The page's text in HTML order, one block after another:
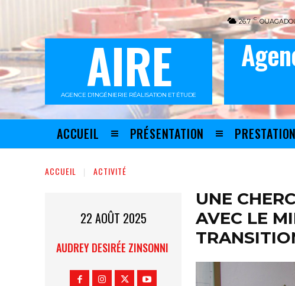
AIRE
AGENCE D’INGÉNIERIE RÉALISATION ET ÉTUDE
26.7 C
ACCUEIL PRÉSENTATION
ACCUEIL ACTIVITÉ
22 AOÛT 2025
AUDREY DESIRÉE ZINSONNI
UNE
AVEC LE